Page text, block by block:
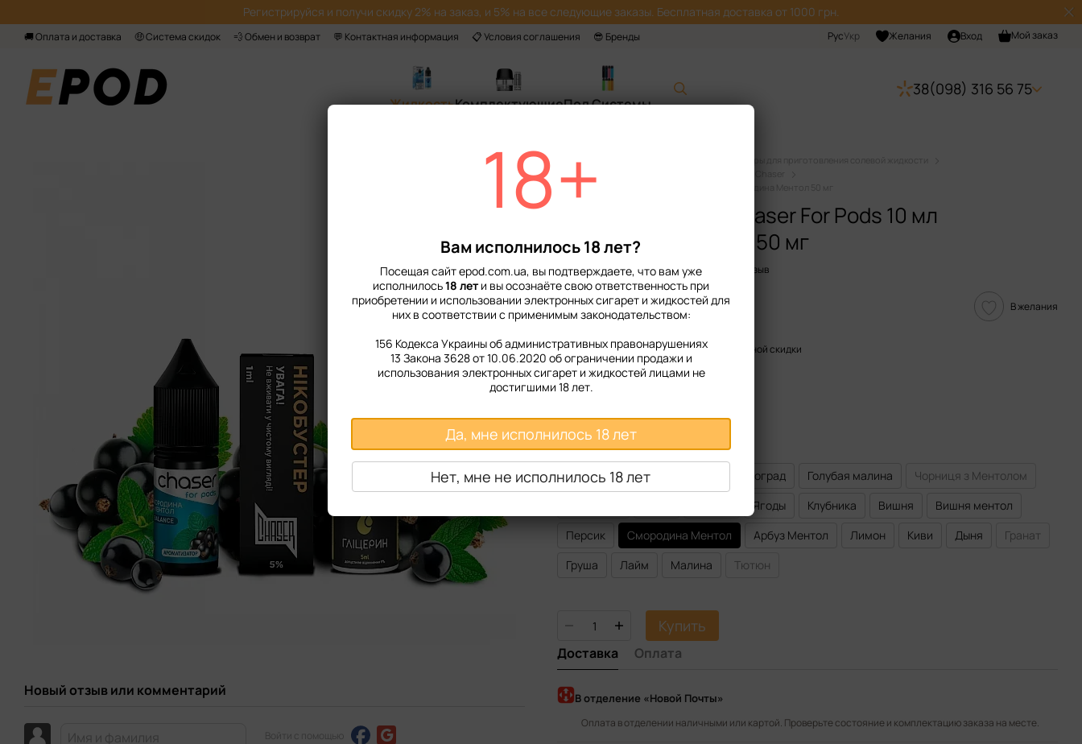
Регистрируйся‌ и получи скидку 2% на заказ, и 5% на все следующие заказы. Бесплатная доставка от 1000 грн.
🚚 Оплата и доставка 🤑 Система скидок 💨 Обмен и возврат 💬 Контактная информация 📋 Условия соглашения 😎 Бренды РусУкр Желания Вход Мой заказ
ЖидкостьКомплектующиеПод Системы
38(098) 316 56 75
Новый отзыв или комментарий
Войти с помощью
Главная
Наборы для приготовления солевой жидкости
Наборы для приготовления солевой жидкости Chaser
Набор Жидкости Chaser For Pods 10 мл Смородина Ментол 50 мг
Набор Жидкости Chaser For Pods 10 мл
Смородина Ментол 50 мг
В наличии Артикул: 23018 Оставить отзыв
149 грн В желания
% Войти для отображения накопительной скидки
Крепость
Вкус жидкости
Арбуз Ананас Виноград Голубая малина
Чорниця з Ментолом
Ягоды Клубника Вишня
Вишня ментол
Персик
Смородина Ментол Арбуз Ментол Лимон Киви Дыня
Гранат
Груша
Лайм Малина Тютюн
Купить
Доставка Оплата
В отделение «Новой Почты»
Оплата в отделении наличными или картой. Проверьте состояние и комплектацию заказа на месте.
18+
Вам исполнилось 18 лет?
Посещая сайт epod.com.ua, вы подтверждаете, что вам уже
исполнилось18 лет и вы осознаёте свою ответственность при
приобретении и использовании электронных сигарет и жидкостей для
них в соответствии с применимым законодательством:
156 Кодекса Украины об административных правонарушениях
13 Закона 3628 от 10.06.2020 об ограничении продажи и
использования электронных сигарет и жидкостей лицами не
достигшими 18 лет.
Да, мне исполнилось 18 лет
Нет, мне не исполнилось 18 лет